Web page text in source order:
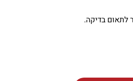
לתאום בדיקה.